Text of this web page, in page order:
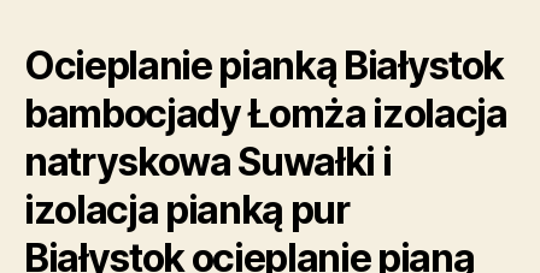
Ocieplanie pianką Białystok
bambocjady Łomża izolacja
natryskowa Suwałki i
izolacja pianką pur
Białystok ocieplanie pianą